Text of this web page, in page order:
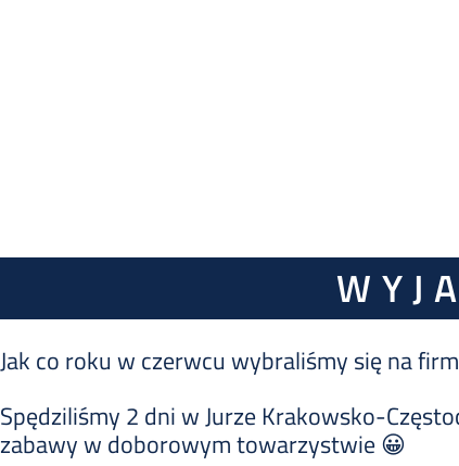
Jak co roku w czerwcu wybraliśmy się na
Spędziliśmy 2 dni w Jurze Krakowsko-
zabawy w doborowym towarzystwie 😀